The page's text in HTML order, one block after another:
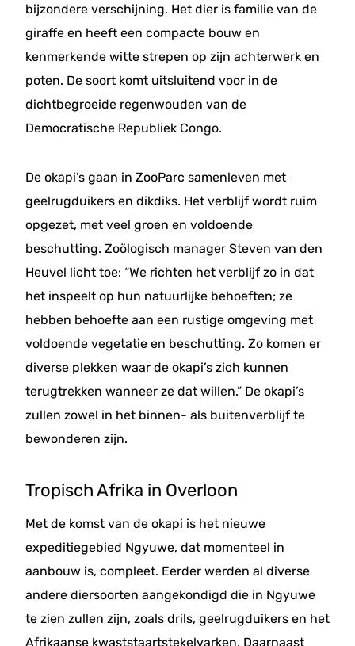
bijzondere verschijning. Het dier is familie van de
giraffe en heeft een compacte bouw en
kenmerkende witte strepen op zijn achterwerk en
poten. De soort komt uitsluitend voor in de
dichtbegroeide regenwouden van de
Democratische Republiek Congo.
De okapi’s gaan in ZooParc samenleven met
geelrugduikers en dikdiks. Het verblijf wordt ruim
opgezet, met veel groen en voldoende
beschutting. Zoölogisch manager Steven van den
Heuvel licht toe: “We richten het verblijf zo in dat
het inspeelt op hun natuurlijke behoeften; ze
hebben behoefte aan een rustige omgeving met
voldoende vegetatie en beschutting. Zo komen er
diverse plekken waar de okapi’s zich kunnen
terugtrekken wanneer ze dat willen.” De okapi’s
zullen zowel in het binnen- als buitenverblijf te
bewonderen zijn.
Tropisch Afrika in Overloon
Met de komst van de okapi is het nieuwe
expeditiegebied Ngyuwe, dat momenteel in
aanbouw is, compleet. Eerder werden al diverse
andere diersoorten aangekondigd die in Ngyuwe
te zien zullen zijn, zoals drils, geelrugduikers en het
Afrikaanse kwaststaartstekelvarken. Daarnaast